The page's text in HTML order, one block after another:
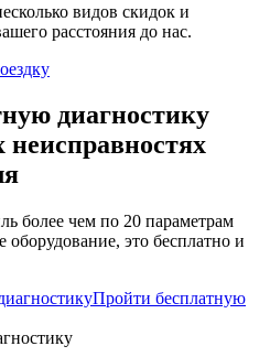
видов скидок и
расстояния до нас.
диагностику
неисправностях
более чем по 20 параметрам
оборудование, это бесплатно и
Пройти бесплатную